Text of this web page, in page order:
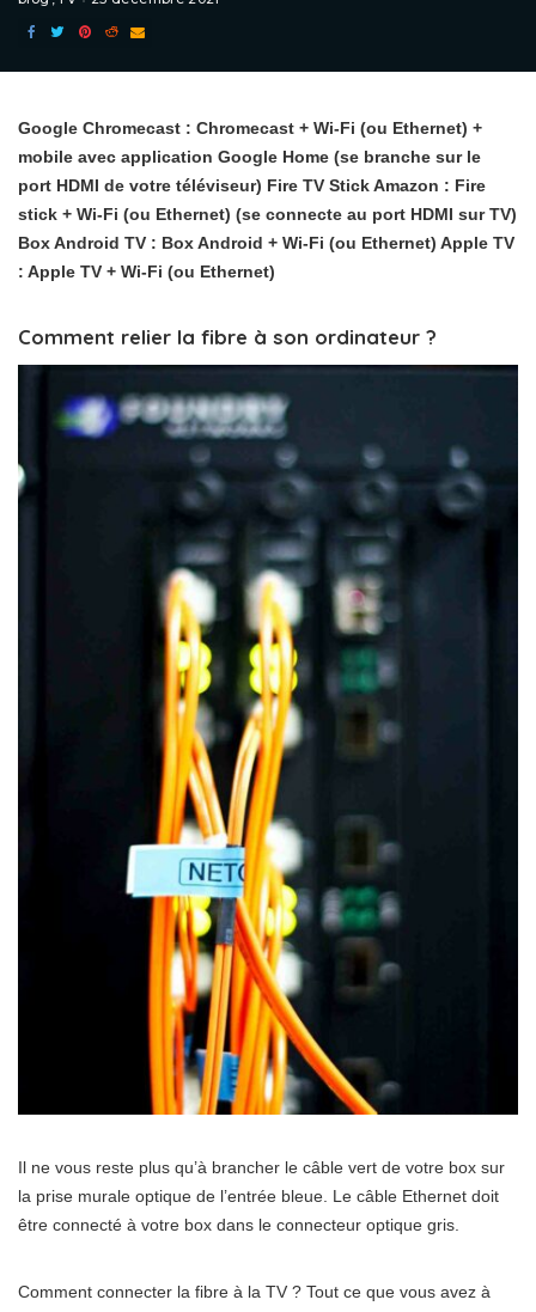
Google Chromecast : Chromecast + Wi-Fi (ou Ethernet) +
mobile avec application Google Home (se branche sur le
port HDMI de votre téléviseur) Fire TV Stick Amazon : Fire
stick + Wi-Fi (ou Ethernet) (se connecte au port HDMI sur TV)
Box Android TV : Box Android + Wi-Fi (ou Ethernet) Apple TV
: Apple TV + Wi-Fi (ou Ethernet)
Comment relier la fibre à son ordinateur ?
Il ne vous reste plus qu’à brancher le câble vert de votre box sur
la prise murale optique de l’entrée bleue. Le câble Ethernet doit
être connecté à votre box dans le connecteur optique gris.
Comment connecter la fibre à la TV ? Tout ce que vous avez à